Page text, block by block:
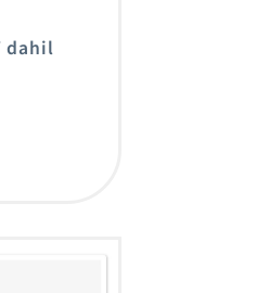
dahil